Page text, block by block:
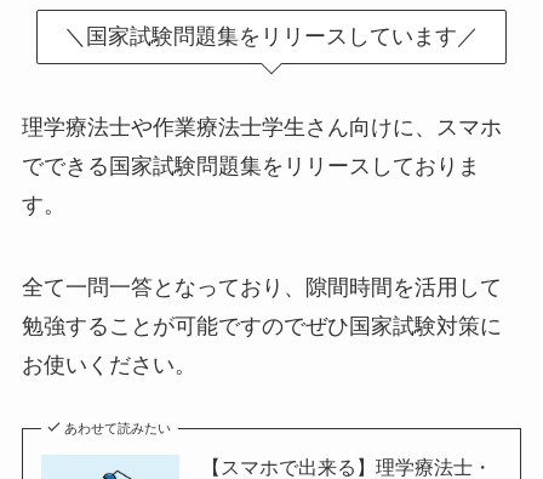
＼国家試験問題集をリリースしています／
理学療法士や作業療法士学生さん向けに、スマホ
でできる国家試験問題集をリリースしておりま
す。
全て一問一答となっており、隙間時間を活用して
勉強することが可能ですのでぜひ国家試験対策に
お使いください。
あわせて読みたい
【スマホで出来る】理学療法士・